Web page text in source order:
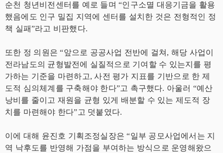
순천 청년비전센터를 예로 들며 “인구소멸 대응기금을 활용
했음에도 인구 밀집 지역에 센터를 설치한 것은 전형적인 정
책 실패”라고 비판했다.
또한 정 의원은 “앞으로 공공사업 전반에 걸쳐, 해당 사업이
전라남도의 균형발전에 실질적으로 기여할 수 있는지를 평
가하는 기준을 마련하고, 사전 평가 지표를 기반으로 한 제
도적 심의체계를 구축해야 한다”고 촉구했다. 아울러 “예산
낭비를 줄이고 재원을 균형 있게 배분할 수 있는 제도적 장
치를 마련해야 한다”고 덧붙였다.
이에 대해 윤진호 기획조정실장은 “일부 공모사업에서는 지
역 낙후도를 반영해 가점을 부여하는 방식으로 운영해왔으